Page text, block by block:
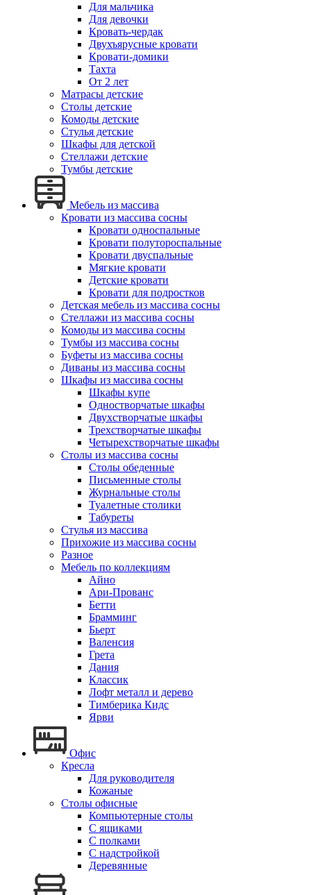
Для мальчика
Для девочки
Кровать-чердак
Двухъярусные кровати
Кровати-домики
Тахта
От 2 лет
Матрасы детские
Столы детские
Комоды детские
Стулья детские
Шкафы для детской
Стеллажи детские
Тумбы детские
Мебель из массива
Кровати из массива сосны
Кровати односпальные
Кровати полутороспальные
Кровати двуспальные
Мягкие кровати
Детские кровати
Кровати для подростков
Детская мебель из массива сосны
Стеллажи из массива сосны
Комоды из массива сосны
Тумбы из массива сосны
Буфеты из массива сосны
Диваны из массива сосны
Шкафы из массива сосны
Шкафы купе
Одностворчатые шкафы
Двухстворчатые шкафы
Трехстворчатые шкафы
Четырехстворчатые шкафы
Столы из массива сосны
Столы обеденные
Письменные столы
Журнальные столы
Туалетные столики
Табуреты
Стулья из массива
Прихожие из массива сосны
Разное
Мебель по коллекциям
Айно
Ари-Прованс
Бетти
Брамминг
Бьерт
Валенсия
Грета
Дания
Классик
Лофт металл и дерево
Тимберика Кидс
Ярви
Офис
Кресла
Для руководителя
Кожаные
Столы офисные
Компьютерные столы
С ящиками
С полками
С надстройкой
Деревянные